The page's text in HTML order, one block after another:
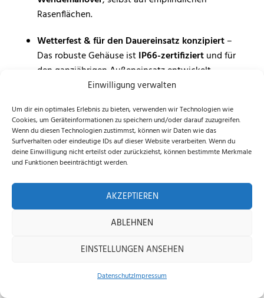
Einwilligung verwalten
Um dir ein optimales Erlebnis zu bieten, verwenden wir Technologien wie
Cookies, um Geräteinformationen zu speichern und/oder darauf zuzugreifen.
Wenn du diesen Technologien zustimmst, können wir Daten wie das
Surfverhalten oder eindeutige IDs auf dieser Website verarbeiten. Wenn du
deine Einwilligung nicht erteilst oder zurückziehst, können bestimmte Merkmale
und Funktionen beeinträchtigt werden.
AKZEPTIEREN
ABLEHNEN
EINSTELLUNGEN ANSEHEN
DatenschutzImpressum
Rasenflächen.
Wetterfest & für den Dauereinsatz konzipiert–
Das robuste Gehäuse istIP66-zertifiziertund für
den ganzjährigen Außeneinsatz entwickelt.
– MitGPS-Ortung,Diebstahlalarm,„Wo ist?“-
Integrationund optionalerConnect+
Mobilfunkanbindungbehalten Sie jederzeit die
volle Kontrolle – selbstverständlich100 %
Effizient & zukunftssicher– Dank kostenloser
Software-Updatesbleibt Ihr Navimow X315E
technisch aktuell und langfristig einsatzbereit –
dabei arbeitet er mit nur60 dB(A)besonders